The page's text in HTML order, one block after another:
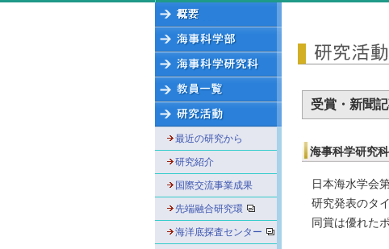
最近の研究から
研究紹介
国際交流事業成果
先端融合研究環
海洋底探査センター
受賞・新聞
海事科学研究
日本海水学会
研究発表のタ
同賞は優れた